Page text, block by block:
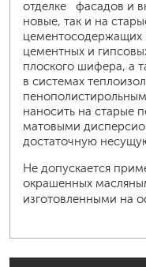
отделке фасадов и
новые, так и на
цементосодержащих
цементных и
плоского шифера, а
в системах
наносить на старые
матовыми
достаточную
Не допускается
окрашенных
изготовленными на